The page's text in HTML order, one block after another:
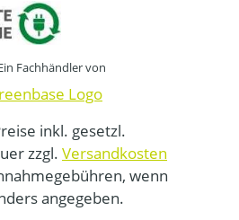
Fachhändler von
inkl. gesetzl.
zzgl. Versandkosten
wenn
angegeben.